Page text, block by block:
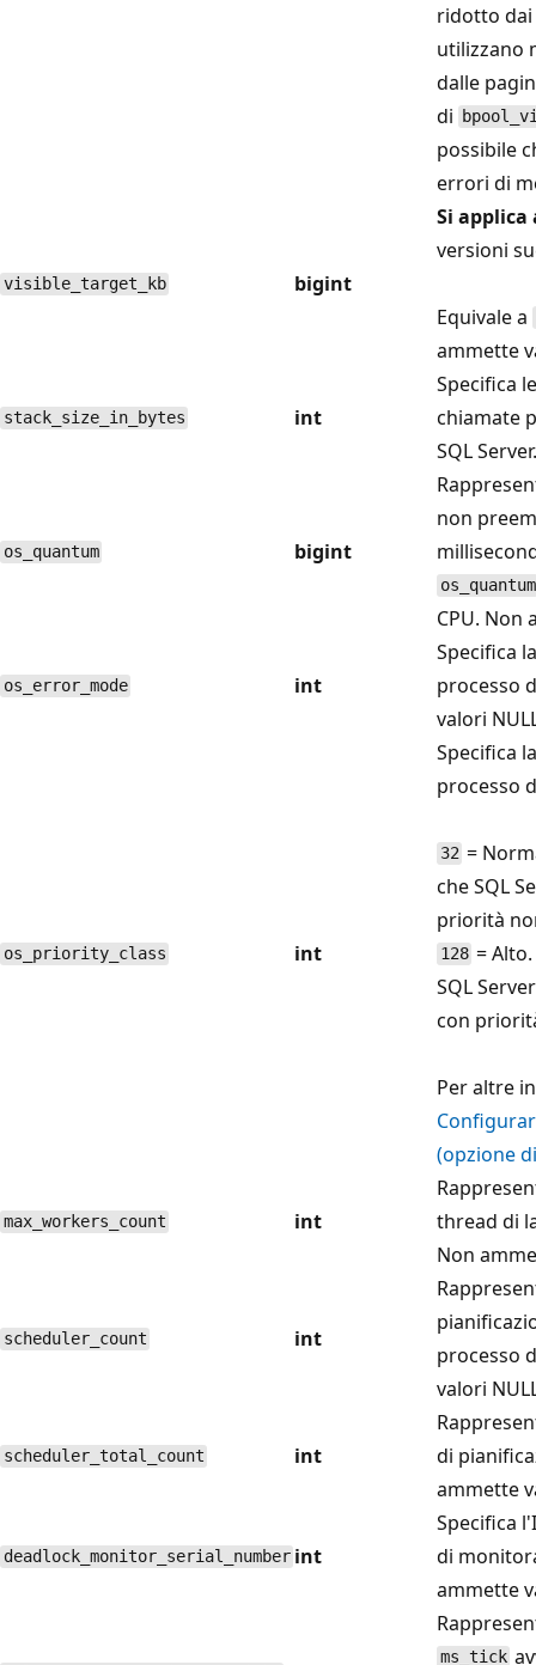
ridotto
utilizzano
dalle
di
possibile
errori di
visible_target_kb bigint
Si applica
versioni
Equivale a
ammette
stack_size_in_bytes int
Specifica
chiamate
SQL
os_quantum bigint
non
os_quantum
CPU. Non
os_error_mode int
Specifica
processo
valori
os_priority_class int
Specifica
processo
32 =
che SQL
priorità
128 =
SQL
con
Per altre
(opzione
max_workers_count int
thread di
Non
scheduler_count int
processo
valori
scheduler_total_count int
di
ammette
deadlock_monitor_serial_number int
Specifica
di
ammette
ms_tick